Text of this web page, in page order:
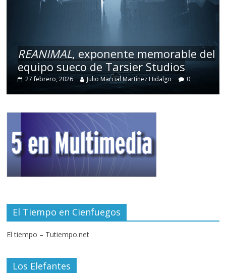
REANIMAL, exponente memorable del
equipo sueco de Tarsier Studios
27 febrero, 2026 Julio Marcial Martínez Hidalgo 0
El Tiempo en Cienfuegos
El tiempo – Tutiempo.net
Los Elefantes